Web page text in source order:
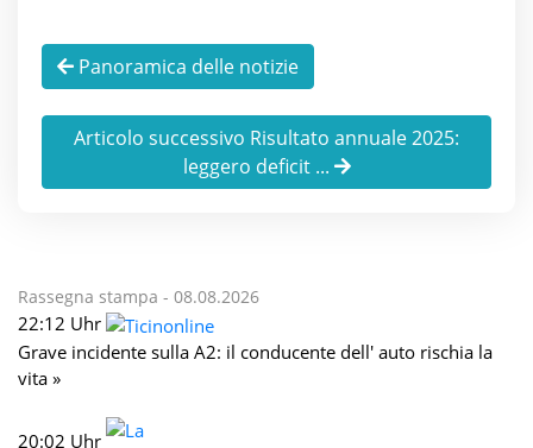
Panoramica delle notizie
Articolo successivo Risultato annuale 2025:
leggero deficit ...
Rassegna stampa - 08.08.2026
22:12 Uhr
Grave incidente sulla A2: il conducente dell' auto rischia la
vita »
20:02 Uhr